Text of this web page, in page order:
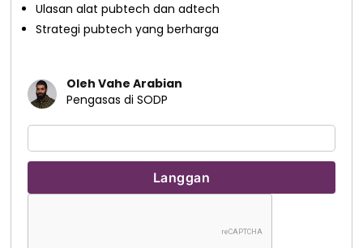
Ulasan alat pubtech dan adtech
Strategi pubtech yang berharga
Oleh Vahe Arabian
Pengasas di SODP